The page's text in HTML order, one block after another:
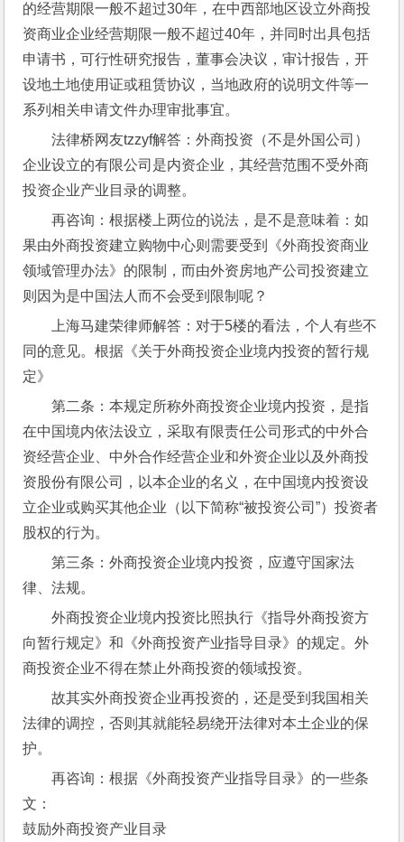
的经营期限一般不超过30年，在中西部地区设立外商投
资商业企业经营期限一般不超过40年，并同时出具包括
申请书，可行性研究报告，董事会决议，审计报告，开
设地土地使用证或租赁协议，当地政府的说明文件等一
系列相关申请文件办理审批事宜。
法律桥网友tzzyf解答：外商投资（不是外国公司）
企业设立的有限公司是内资企业，其经营范围不受外商
投资企业产业目录的调整。
再咨询：根据楼上两位的说法，是不是意味着：如
果由外商投资建立购物中心则需要受到《外商投资商业
领域管理办法》的限制，而由外资房地产公司投资建立
则因为是中国法人而不会受到限制呢？
上海马建荣律师解答：对于5楼的看法，个人有些不
同的意见。根据《关于外商投资企业境内投资的暂行规
定》
第二条：本规定所称外商投资企业境内投资，是指
在中国境内依法设立，采取有限责任公司形式的中外合
资经营企业、中外合作经营企业和外资企业以及外商投
资股份有限公司，以本企业的名义，在中国境内投资设
立企业或购买其他企业（以下简称“被投资公司”）投资者
股权的行为。
第三条：外商投资企业境内投资，应遵守国家法
律、法规。
外商投资企业境内投资比照执行《指导外商投资方
向暂行规定》和《外商投资产业指导目录》的规定。外
商投资企业不得在禁止外商投资的领域投资。
故其实外商投资企业再投资的，还是受到我国相关
法律的调控，否则其就能轻易绕开法律对本土企业的保
护。
再咨询：根据《外商投资产业指导目录》的一些条
文：
鼓励外商投资产业目录